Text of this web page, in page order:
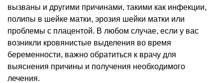
вызваны и другими причинами, такими как инфекции,
полипы в шейке матки, эрозия шейки матки или
проблемы с плацентой. В любом случае, если у вас
возникли кровянистые выделения во время
беременности, важно обратиться к врачу для
выяснения причины и получения необходимого
лечения.